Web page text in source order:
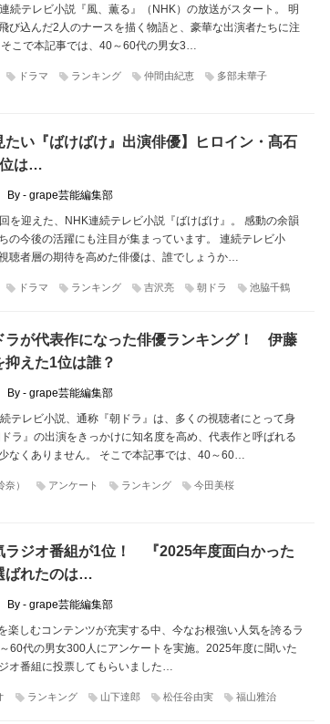
続テレビ小説『風、薫る』（NHK）の放送がスタート。 明
び込んだ2人のナースを描く物語と、豪華な出演者たちに注
こで本記事では、40～60代の男女3…
ドラマ ランキング 仲間由紀恵
多部未華子
たい『ばけばけ』出演俳優】ヒロイン・髙石
位は…
By - grape芸能編集部
を迎えた、NHK連続テレビ小説『ばけばけ』。 感動の余韻
の今後の活躍にも注目が集まっています。 連続テレビ小
聴者層の期待を高めた俳優は、誰でしょうか…
ドラマ ランキング 吉沢亮 朝ドラ 池脇千鶴
ラが代表作になった俳優ランキング！ 伊藤
えた1位は誰？
By - grape芸能編集部
テレビ小説、通称『朝ドラ』は、多くの視聴者にとって身
ラ』の出演をきっかけに知名度を高め、代表作と呼ばれる
なくありません。 そこで本記事では、40～60…
） アンケート ランキング
今田美桜
ラジオ番組が1位！ 『2025年度面白かった
ばれたのは…
By - grape芸能編集部
楽しむコンテンツが充実する中、今なお根強い人気を誇るラ
60代の男女300人にアンケートを実施。2025年度に聞いた
オ番組に投票してもらいました…
ランキング 山下達郎 松任谷由実 福山雅治